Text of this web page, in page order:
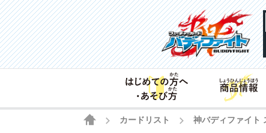
HOME
カードリスト 神バディファイト